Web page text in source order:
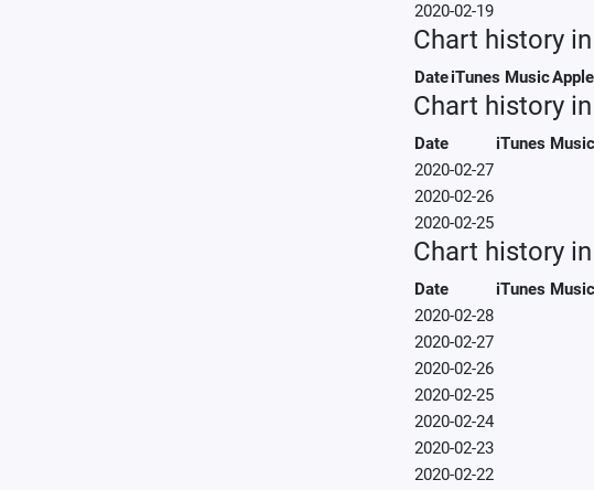
2020-02-19
Chart history
DateiTunes Music
Chart history
Date iTunes Music
2020-02-27
2020-02-26
2020-02-25
Chart history
Date iTunes Music
2020-02-28
2020-02-27
2020-02-26
2020-02-25
2020-02-24
2020-02-23
2020-02-22